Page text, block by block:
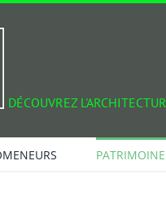
DÉCOUVREZ